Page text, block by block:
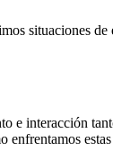
situaciones
e interacción
enfrentamos